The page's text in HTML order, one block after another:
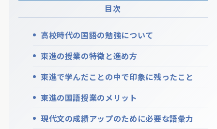
目次
高校時代の国語の勉強について
東進の授業の特徴と進め方
東進で学んだことの中で印象に残ったこと
東進の国語授業のメリット
現代文の成績アップのために必要な語彙力